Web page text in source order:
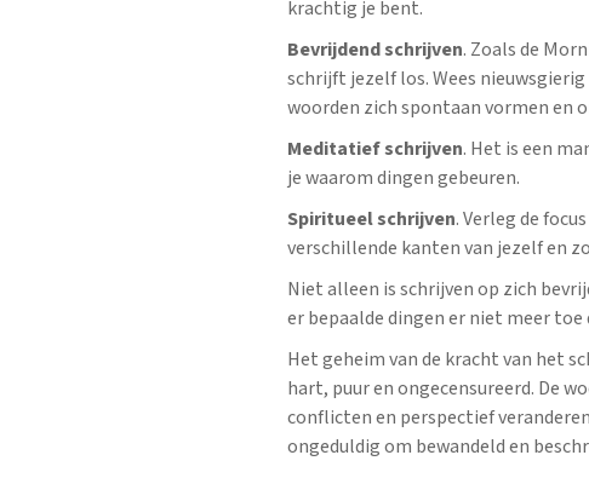
krachtig je bent.
Bevrijdend schrijven. Zoals de
schrijft jezelf los. Wees
woorden zich spontaan vormen en
Meditatief schrijven. Het is een
je waarom dingen gebeuren.
Spiritueel schrijven. Verleg de
verschillende kanten van jezelf en
Niet alleen is schrijven op zich
er bepaalde dingen er niet meer
Het geheim van de kracht van het
hart, puur en ongecensureerd. De
conflicten en perspectief
ongeduldig om bewandeld en